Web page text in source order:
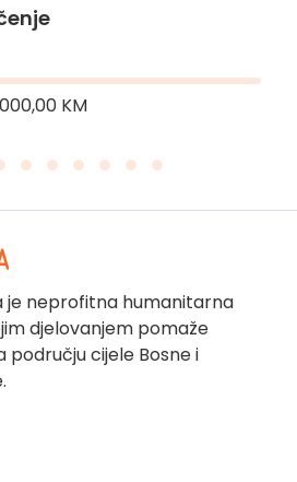
KM
je neprofitna humanitarna
djelovanjem pomaže
području cijele Bosne i